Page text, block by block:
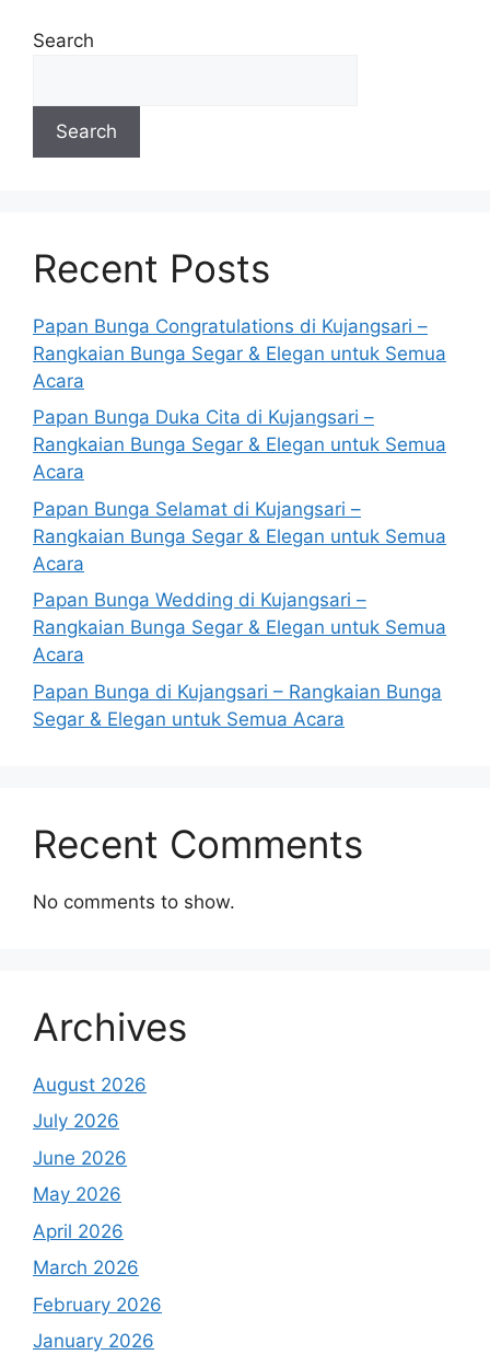
Search
Search
Recent Posts
Papan Bunga Congratulations di Kujangsari –
Rangkaian Bunga Segar & Elegan untuk Semua
Acara
Papan Bunga Duka Cita di Kujangsari –
Rangkaian Bunga Segar & Elegan untuk Semua
Acara
Papan Bunga Selamat di Kujangsari –
Rangkaian Bunga Segar & Elegan untuk Semua
Acara
Papan Bunga Wedding di Kujangsari –
Rangkaian Bunga Segar & Elegan untuk Semua
Acara
Papan Bunga di Kujangsari – Rangkaian Bunga
Segar & Elegan untuk Semua Acara
Recent Comments
No comments to show.
Archives
August 2026
July 2026
June 2026
May 2026
April 2026
March 2026
February 2026
January 2026